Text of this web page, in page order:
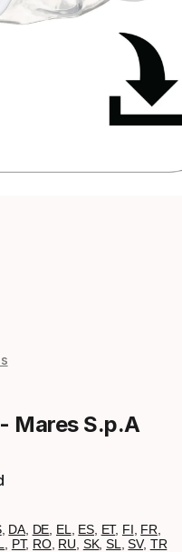
Mares S.p.A
, DA DE EL ES, ET, FI FR
PT, RO, RU SK,SL ,SV, TR